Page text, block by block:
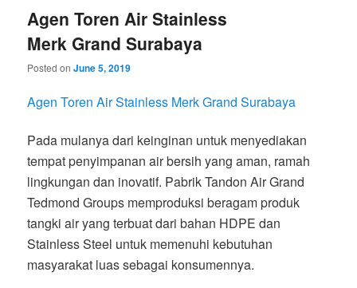
Agen Toren Air Stainless
Merk Grand Surabaya
Posted onJune 5, 2019
Agen Toren Air Stainless Merk Grand Surabaya
Pada mulanya dari keinginan untuk menyediakan
tempat penyimpanan air bersih yang aman, ramah
lingkungan dan inovatif. Pabrik Tandon Air Grand
Tedmond Groups memproduksi beragam produk
tangki air yang terbuat dari bahan HDPE dan
Stainless Steel untuk memenuhi kebutuhan
masyarakat luas sebagai konsumennya.